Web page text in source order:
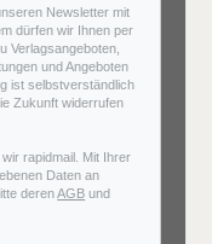
Newsletter mit
dürfen wir Ihnen per
Verlagsangeboten,
und Angeboten
ist selbstverständlich
Zukunft widerrufen
rapidmail. Mit Ihrer
Daten an
derenAGB und